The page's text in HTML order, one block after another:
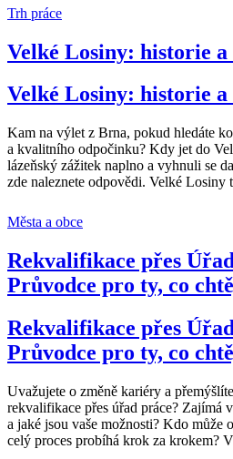
Trh práce
Velké Losiny: historie
Velké Losiny: historie
Kam na výlet z Brna, pokud hledáte
a kvalitního odpočinku? Kdy jet do
lázeňský zážitek naplno a vyhnuli se
zde naleznete odpovědi. Velké Losiny
Města a obce
Rekvalifikace přes
Průvodce pro ty, co
Rekvalifikace přes
Průvodce pro ty, co
Uvažujete o změně kariéry a
rekvalifikace přes úřad práce? Zajímá
a jaké jsou vaše možnosti? Kdo může
celý proces probíhá krok za krokem?